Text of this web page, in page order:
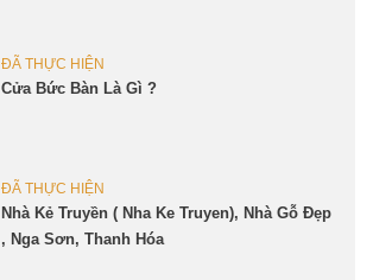
ĐÃ THỰC HIỆN
Cửa Bức Bàn Là Gì ?
ĐÃ THỰC HIỆN
Nhà Kẻ Truyền ( Nha Ke Truyen), Nhà Gỗ Đẹp
, Nga Sơn, Thanh Hóa